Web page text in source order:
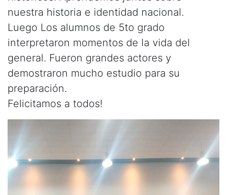
nuestra historia e identidad nacional.
Luego Los alumnos de 5to grado
interpretaron momentos de la vida del
general. Fueron grandes actores y
demostraron mucho estudio para su
preparación.
Felicitamos a todos!